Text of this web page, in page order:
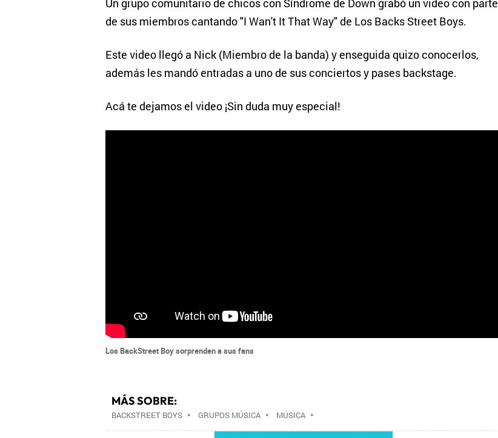
Un grupo comunitario de chicos con Síndrome de Down grabó un video con parte
de sus miembros cantando "I Wan't It That Way" de Los Backs Street Boys.
Este video llegó a Nick (Miembro de la banda) y enseguida quizo conocerlos,
además les mandó entradas a uno de sus conciertos y pases backstage.
Acá te dejamos el video ¡Sin duda muy especial!
Los BackStreet Boy sorprenden a sus fans
MÁS SOBRE:
BACKSTREET BOYS• GRUPOS MÚSICA• MÚSICA•